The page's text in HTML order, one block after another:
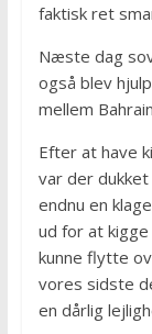
faktisk ret
Næste dag
også blev
mellem
Efter at have
var der
endnu en
ud for at
kunne flytte
vores sidste
en dårlig